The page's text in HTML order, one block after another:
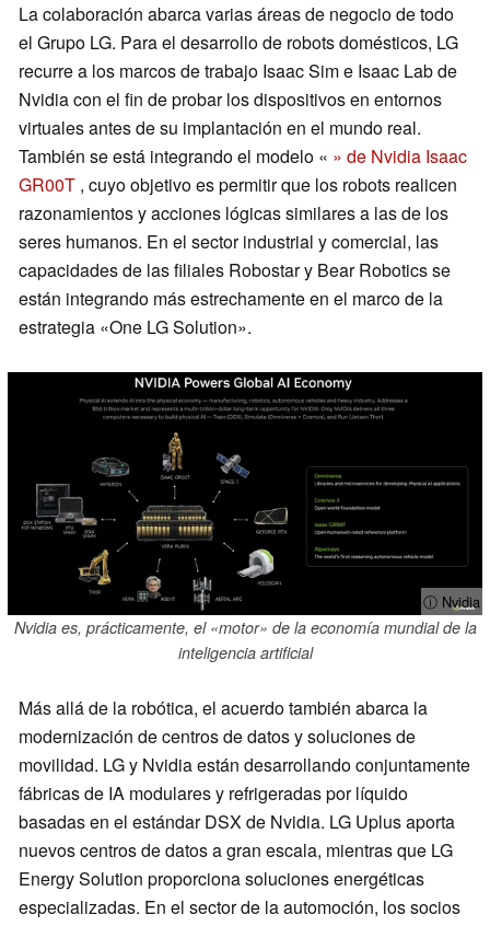
La colaboración abarca varias áreas de negocio de todo
el Grupo LG. Para el desarrollo de robots domésticos, LG
recurre a los marcos de trabajo Isaac Sim e Isaac Lab de
Nvidia con el fin de probar los dispositivos en entornos
virtuales antes de su implantación en el mundo real.
También se está integrando el modelo « » de Nvidia Isaac
GR00T , cuyo objetivo es permitir que los robots realicen
razonamientos y acciones lógicas similares a las de los
seres humanos. En el sector industrial y comercial, las
capacidades de las filiales Robostar y Bear Robotics se
están integrando más estrechamente en el marco de la
estrategia «One LG Solution».
ⓘ Nvidia
Nvidia es, prácticamente, el «motor» de la economía mundial de la
inteligencia artificial
Más allá de la robótica, el acuerdo también abarca la
modernización de centros de datos y soluciones de
movilidad. LG y Nvidia están desarrollando conjuntamente
fábricas de IA modulares y refrigeradas por líquido
basadas en el estándar DSX de Nvidia. LG Uplus aporta
nuevos centros de datos a gran escala, mientras que LG
Energy Solution proporciona soluciones energéticas
especializadas. En el sector de la automoción, los socios